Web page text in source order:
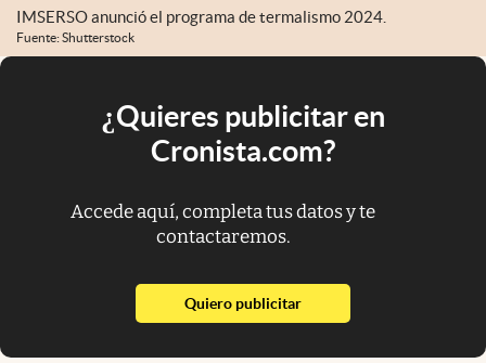
IMSERSO anunció el programa de termalismo 2024.
Fuente: Shutterstock
¿Quieres publicitar en
Cronista.com?
Accede aquí, completa tus datos y te
contactaremos.
Quiero publicitarabre en nueva pestaña